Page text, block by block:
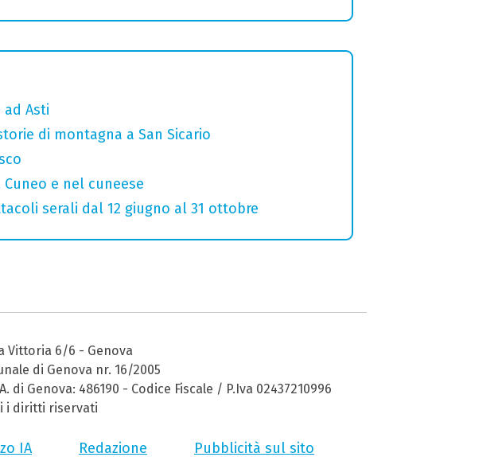
Asti
di montagna a San Sicario
e nel cuneese
serali dal 12 giugno al 31 ottobre
Vittoria 6/6 - Genova
di Genova nr. 16/2005
Genova: 486190 - Codice Fiscale / P.Iva 02437210996
i diritti riservati
IA Redazione Pubblicità sul sito